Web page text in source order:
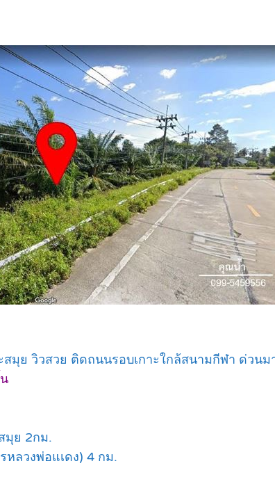
สมุย วิวสวย ติดถนนรอบเกาะใกล้สนามกีฬา ด่วนม
มุย 2กม.
ลวงพ่อแเดง) 4 กม.